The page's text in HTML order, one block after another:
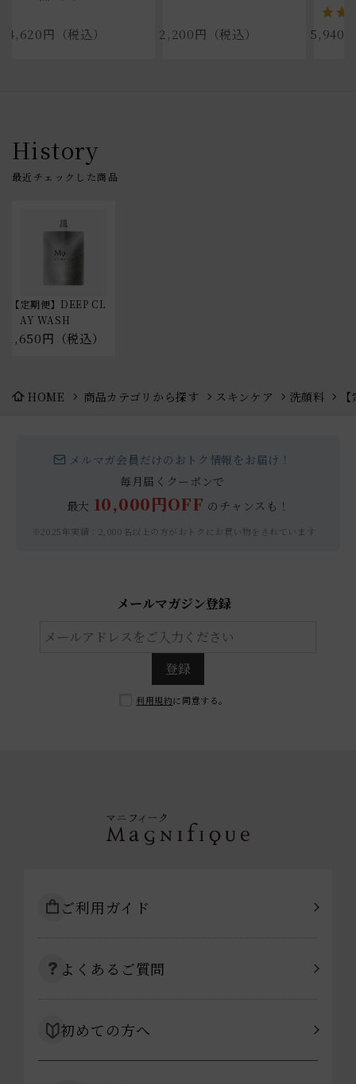
4,620円（税込） 2,200円（税込） 5,940
History
【定期便】DEEP CL
AY WASH
1,650円（税込）
HOME 商品カテゴリから探す スキンケア 洗顔料
メルマガ会員だけのおトク情報をお届け！
毎月届くクーポンで
最大 10,000円OFF のチャンスも！
※2025年実績：2,000名以上の方がおトクにお買い物をされています
メールマガジン登録
登録
利用規約に同意する。
ご利用ガイド
よくあるご質問
初めての方へ